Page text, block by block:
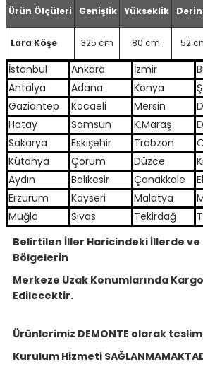
Ürün Ölçüleri Genişlik Yükseklik
Lara Köşe 325 cm 80 cm 52
İstanbul Ankara İzmir
Antalya
Adana Konya
Gaziantep
Kocaeli Mersin
Hatay
Samsun K.Maraş
Sakarya
Eskişehir Trabzon
Kütahya
Çorum Düzce
Aydın
Balıkesir Çanakkale
Erzurum
Kayseri Malatya
Muğla
Sivas Tekirdağ
Belirtilen İller Haricindeki İllerde
Bölgelerin
Merkeze Uzak Konumlarında
Edilecektir.
Ürünlerimiz DEMONTE olarak
Kurulum Hizmeti